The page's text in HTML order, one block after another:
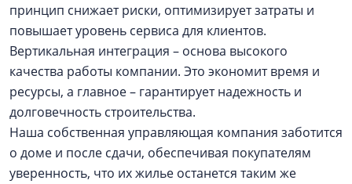
принцип снижает риски, оптимизирует затраты и
повышает уровень сервиса для клиентов.
Вертикальная интеграция – основа высокого
качества работы компании. Это экономит время и
ресурсы, а главное – гарантирует надежность и
долговечность строительства.
Наша собственная управляющая компания заботится
о доме и после сдачи, обеспечивая покупателям
уверенность, что их жилье останется таким же